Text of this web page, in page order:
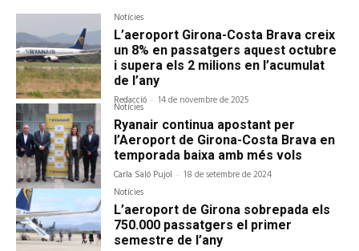
Notícies
L’aeroport Girona-Costa Brava creix
un 8% en passatgers aquest octubre
i supera els 2 milions en l’acumulat
de l’any
Redacció - 14 de novembre de 2025
Notícies
Ryanair continua apostant per
l’Aeroport de Girona-Costa Brava en
temporada baixa amb més vols
Carla Saló Pujol - 18 de setembre de 2024
Notícies
L’aeroport de Girona sobrepada els
750.000 passatgers el primer
semestre de l’any